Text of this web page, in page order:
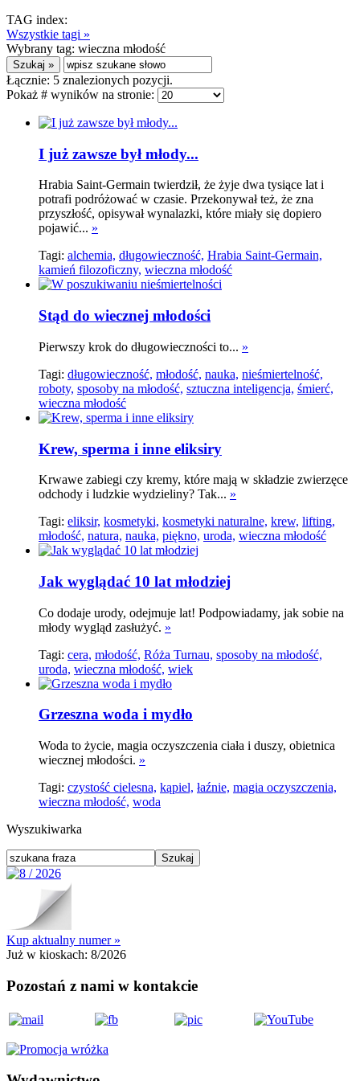
TAG index:
Wszystkie tagi »
Wybrany tag: wieczna młodość
Łącznie: 5 znalezionych pozycji.
Pokaż # wyników na stronie:
I już zawsze był młody...
Hrabia Saint-Germain twierdził, że żyje dwa tysiące lat i
potrafi podróżować w czasie. Przekonywał też, że zna
przyszłość, opisywał wynalazki, które miały się dopiero
pojawić... »
Tagi: alchemia, długowieczność, Hrabia Saint-Germain,
kamień filozoficzny, wieczna młodość
Stąd do wiecznej młodości
Pierwszy krok do długowieczności to... »
Tagi: długowieczność, młodość, nauka, nieśmiertelność,
roboty, sposoby na młodość, sztuczna inteligencja, śmierć,
wieczna młodość
Krew, sperma i inne eliksiry
Krwawe zabiegi czy kremy, które mają w składzie zwierzęce
odchody i ludzkie wydzieliny? Tak... »
Tagi: eliksir, kosmetyki, kosmetyki naturalne, krew, lifting,
młodość, natura, nauka, piękno, uroda, wieczna młodość
Jak wyglądać 10 lat młodziej
Co dodaje urody, odejmuje lat! Podpowiadamy, jak sobie na
młody wygląd zasłużyć. »
Tagi: cera, młodość, Róża Turnau, sposoby na młodość,
uroda, wieczna młodość, wiek
Grzeszna woda i mydło
Woda to życie, magia oczyszczenia ciała i duszy, obietnica
wiecznej młodości. »
Tagi: czystość cielesna, kąpiel, łaźnie, magia oczyszczenia,
wieczna młodość, woda
Wyszukiwarka
Kup aktualny numer »
Już w kioskach: 8/2026
Pozostań z nami w kontakcie